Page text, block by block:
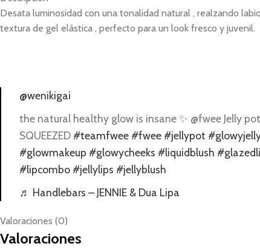
Desata luminosidad con una tonalidad natural , realzando
textura de gel elástica , perfecto para un look fresco y juvenil.
@wenikigai
the natural healthy glow is insane ✨ @fwee Jelly pot
SQUEEZED #teamfwee #fwee #jellypot
#glowmakeup #glowycheeks #liquidblush
#lipcombo #jellylips #jellyblush
♬ Handlebars – JENNIE & Dua Lipa
Valoraciones (0)
Valoraciones